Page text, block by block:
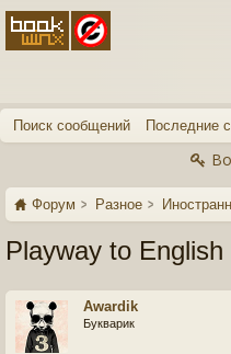
Поиск сообщений Последние
Форум Разное
Playway to
Awardik
Букварик